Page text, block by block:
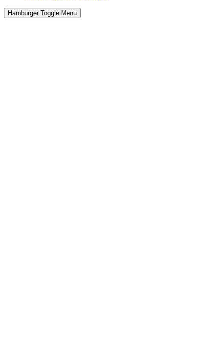
Hamburger Toggle Menu